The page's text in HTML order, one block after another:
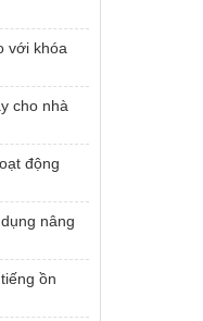
với khóa
cho nhà
động
nâng
ồn